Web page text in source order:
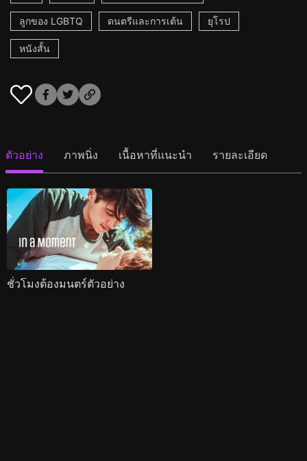
ลูกของ LGBTQ ดนตรีและการเต้น ยุโรป
หนังสั้น
ตัวอย่าง ภาพนิ่ง เนื้อหาที่แนะนำ รายละเอียด
ชั่วโมงต้องมนตร์ตัวอย่าง